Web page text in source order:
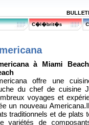
C�l�brit�s
à Miami
offre une
du chef de cuisine
voyages et
un nouveau
traditionnels et de plats
variétés de